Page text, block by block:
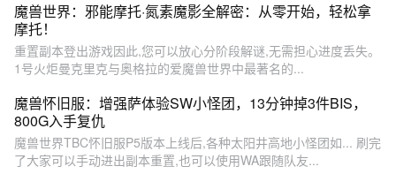
魔兽世界：邪能摩托·氮素魔影全解密：从零开始，轻松拿
摩托！
重置副本登出游戏因此,您可以放心分阶段解谜,无需担心进度丢失。
1号火炬曼克里克与奥格拉的爱魔兽世界中最著名的...
魔兽怀旧服：增强萨体验SW小怪团，13分钟掉3件BIS，
800G入手复仇
魔兽世界TBC怀旧服P5版本上线后,各种太阳井高地小怪团如... 刷完
了大家可以手动进出副本重置,也可以使用WA跟随队友...